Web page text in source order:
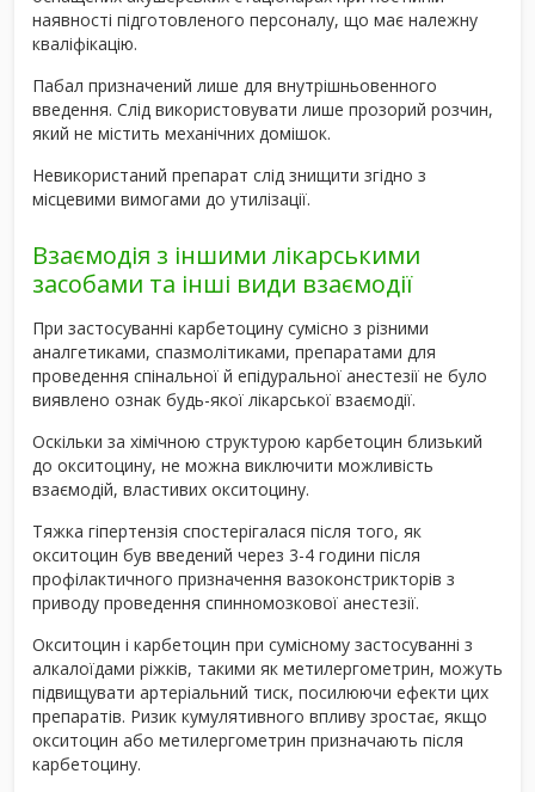
наявності підготовленого персоналу, що має належну
кваліфікацію.
Пабал призначений лише для внутрішньовенного
введення. Слід використовувати лише прозорий розчин,
який не містить механічних домішок.
Невикористаний препарат слід знищити згідно з
місцевими вимогами до утилізації.
Взаємодія з іншими лікарськими
засобами та інші види взаємодії
При застосуванні карбетоцину сумісно з різними
аналгетиками, спазмолітиками, препаратами для
проведення спінальної й епідуральної анестезії не було
виявлено ознак будь-якої лікарської взаємодії.
Оскільки за хімічною структурою карбетоцин близький
до окситоцину, не можна виключити можливість
взаємодій, властивих окситоцину.
Тяжка гіпертензія спостерігалася після того, як
окситоцин був введений через 3-4 години після
профілактичного призначення вазоконстрикторів з
приводу проведення спинномозкової анестезії.
Окситоцин і карбетоцин при сумісному застосуванні з
алкалоїдами ріжків, такими як метилергометрин, можуть
підвищувати артеріальний тиск, посилюючи ефекти цих
препаратів. Ризик кумулятивного впливу зростає, якщо
окситоцин або метилергометрин призначають після
карбетоцину.